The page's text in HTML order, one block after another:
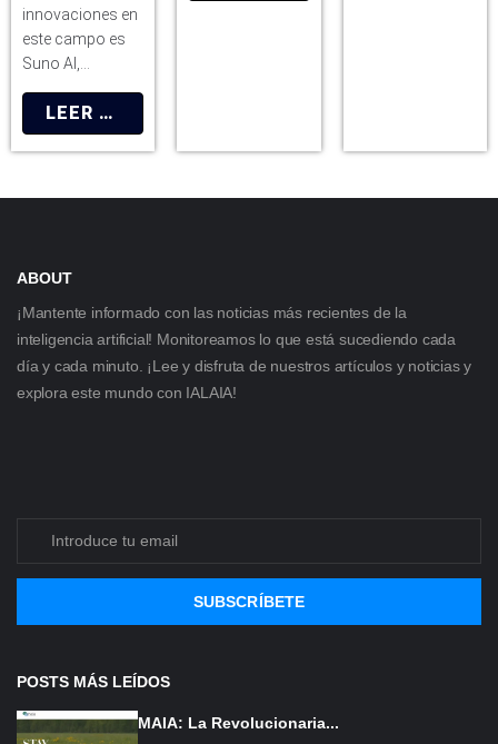
innovaciones en
este campo es
Suno AI,…
LEER MÁS
ABOUT
¡Mantente informado con las noticias más recientes de la
inteligencia artificial! Monitoreamos lo que está sucediendo cada
día y cada minuto. ¡Lee y disfruta de nuestros artículos y noticias y
explora este mundo con IALAIA!
SUBSCRÍBETE
POSTS MÁS LEÍDOS
MAIA: La Revolucionaria...